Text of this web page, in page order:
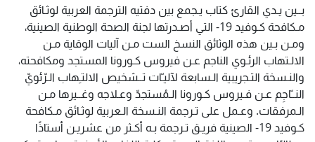
بــين يـدي القارئ كتاب يـجمع بين دفتيه الترجمة العربية لوثـائق
مـكافحة كـوفيد 19- التي أصـدرتها لجنة الصحة الوطنية الصينية،
ومـن بـين هذه الوثائق النسخ الست مـن آليات الوقاية مـن
الالـتهاب الرئـوي الناجم عـن فيروس كـورونا المستجد ومكافحته،
والنـسخة التـجريبية الـسابعة لآليـّات تــشخيص الالتـِهاب الـرّئويّ
النــّاجِم عـن فـيروس كـورونا الـمُستجدّ وعـلاجه وغــيرها مـن
الـمرفقات. وعـمل على تـرجمة النـسخة الـعربية لوثـائق مـكافحة
كـوفيد 19- الصينية فريـق تـرجمة بـه أكـثر من عشريـن أستاذًا